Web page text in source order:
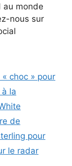
au monde
nous sur
choc » pour
la
de
pour
le radar